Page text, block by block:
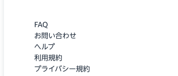
FAQ
お問い合わせ
ヘルプ
利用規約
プライバシー規約